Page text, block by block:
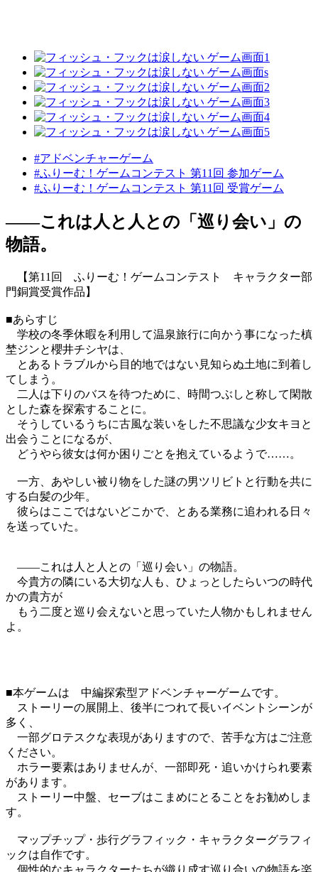
#アドベンチャーゲーム
#ふりーむ！ゲームコンテスト 第11回 参加ゲーム
#ふりーむ！ゲームコンテスト 第11回 受賞ゲーム
――これは人と人との「巡り会い」の
物語。
【第11回 ふりーむ！ゲームコンテスト キャラクター部
門銅賞受賞作品】
■あらすじ
学校の冬季休暇を利用して温泉旅行に向かう事になった槙
埜ジンと櫻井チシヤは、
とあるトラブルから目的地ではない見知らぬ土地に到着し
てしまう。
二人は下りのバスを待つために、時間つぶしと称して閑散
とした森を探索することに。
そうしているうちに古風な装いをした不思議な少女キヨと
出会うことになるが、
どうやら彼女は何か困りごとを抱えているようで……。
一方、あやしい被り物をした謎の男ツリビトと行動を共に
する白髪の少年。
彼らはここではないどこかで、とある業務に追われる日々
を送っていた。
――これは人と人との「巡り会い」の物語。
今貴方の隣にいる大切な人も、ひょっとしたらいつの時代
かの貴方が
もう二度と巡り会えないと思っていた人物かもしれません
よ。
■本ゲームは 中編探索型アドベンチャーゲームです。
ストーリーの展開上、後半につれて長いイベントシーンが
多く、
一部グロテスクな表現がありますので、苦手な方はご注意
ください。
ホラー要素はありませんが、一部即死・追いかけられ要素
があります。
ストーリー中盤、セーブはこまめにとることをお勧めしま
す。
マップチップ・歩行グラフィック・キャラクターグラフィ
ックは自作です。
個性的なキャラクターたちが織り成す巡り合いの物語を楽